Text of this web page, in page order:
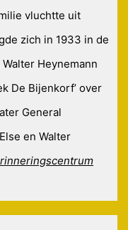
vluchtte uit
zich in 1933 in de
Heynemann
De Bijenkorf’ over
General
en Walter